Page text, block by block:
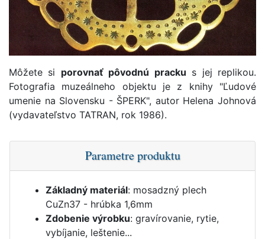
Môžete si porovnať pôvodnú pracku s jej replikou.
Fotografia muzeálneho objektu je z knihy "Ľudové
umenie na Slovensku - ŠPERK", autor Helena Johnová
(vydavateľstvo TATRAN, rok 1986).
Parametre produktu
Základný materiál: mosadzný plech
CuZn37 - hrúbka 1,6mm
Zdobenie výrobku: gravírovanie, rytie,
vybíjanie, leštenie...